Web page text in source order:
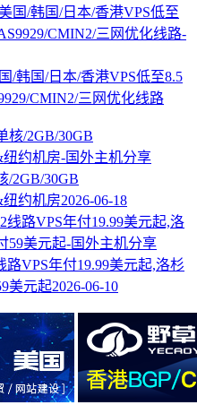
/韩国/日本/香港VPS低至8.5
CMIN2/三网优化线路
/2GB/30GB
纽约机房2026-06-18
VPS年付19.99美元起,洛杉
美元起2026-06-10